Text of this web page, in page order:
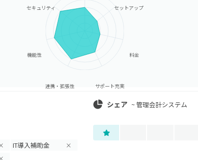
セットアップ
料金
サポート充実
連携・拡張性
機能性
セキュリティ
IT導入補助金 ×
シェア ~管理会計システム